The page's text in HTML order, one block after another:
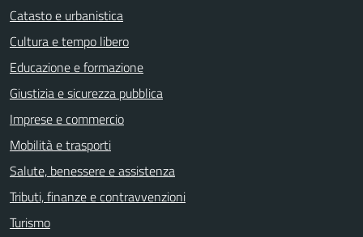
Catasto e urbanistica
Cultura e tempo libero
Educazione e formazione
Giustizia e sicurezza pubblica
Imprese e commercio
Mobilità e trasporti
Salute, benessere e assistenza
Tributi, finanze e contravvenzioni
Turismo